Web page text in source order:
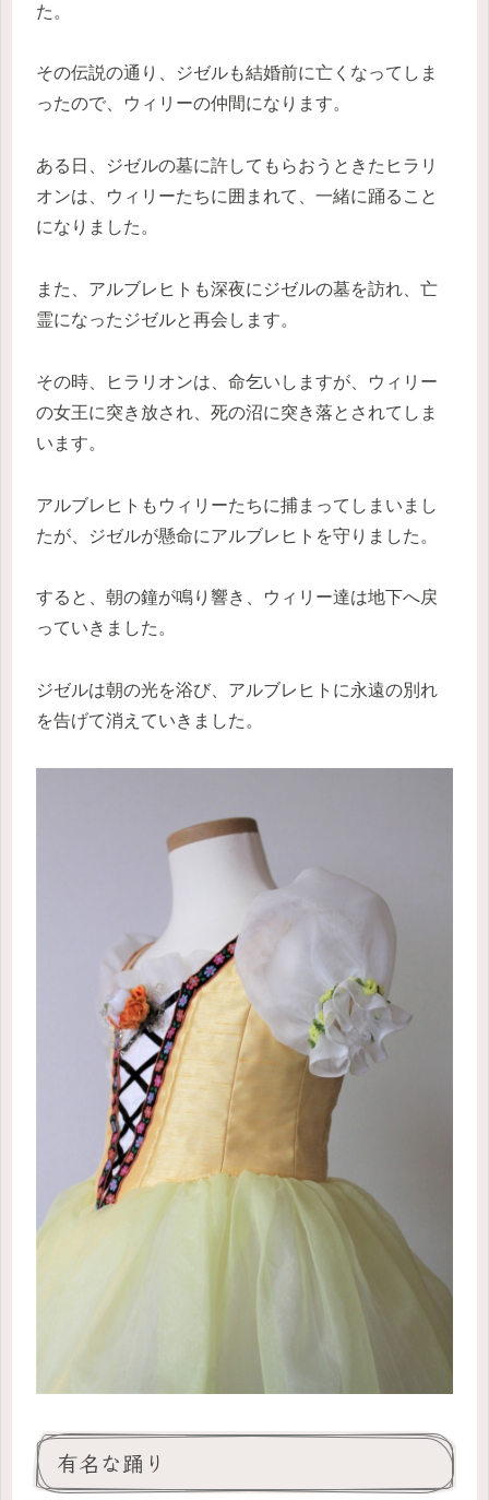
た。
その伝説の通り、ジゼルも結婚前に亡くなってしま
ったので、ウィリーの仲間になります。
ある日、ジゼルの墓に許してもらおうときたヒラリ
オンは、ウィリーたちに囲まれて、一緒に踊ること
になりました。
また、アルブレヒトも深夜にジゼルの墓を訪れ、亡
霊になったジゼルと再会します。
その時、ヒラリオンは、命乞いしますが、ウィリー
の女王に突き放され、死の沼に突き落とされてしま
います。
アルブレヒトもウィリーたちに捕まってしまいまし
たが、ジゼルが懸命にアルブレヒトを守りました。
すると、朝の鐘が鳴り響き、ウィリー達は地下へ戻
っていきました。
ジゼルは朝の光を浴び、アルブレヒトに永遠の別れ
を告げて消えていきました。
有名な踊り